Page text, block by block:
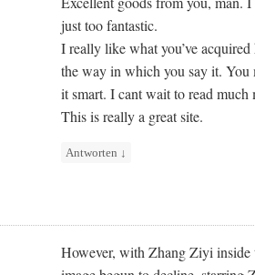
just too fantastic.
I really like what you’ve
the way in which you say it. You
it smart. I cant wait to read much
This is really a great site.
Antworten ↓
However, with Zhang Ziyi inside